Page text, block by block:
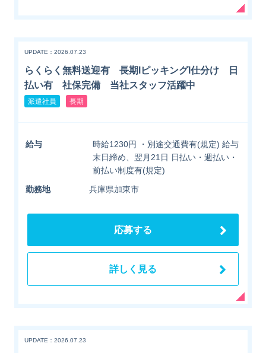
UPDATE：2026.07.23
らくらく無料送迎有 長期lピッキングl仕分け 日
払い有 社保完備 当社スタッフ活躍中
派遣社員 長期
給与
時給1230円 ・別途交通費有(規定) 給与
末日締め、翌月21日 日払い・週払い・
前払い制度有(規定)
勤務地
兵庫県加東市
応募する
詳しく見る
UPDATE：2026.07.23